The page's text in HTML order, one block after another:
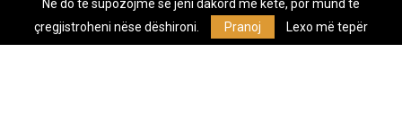
Privacy Policy
Zhurnal.mk është Agjenci e Lajmeve e pavarur, e themeluar në vitin
Ne do të supozojmë se jeni dakord me këtë, por mund të
çregjistroheni nëse dëshironi.
Pranoj Lexo më tepër